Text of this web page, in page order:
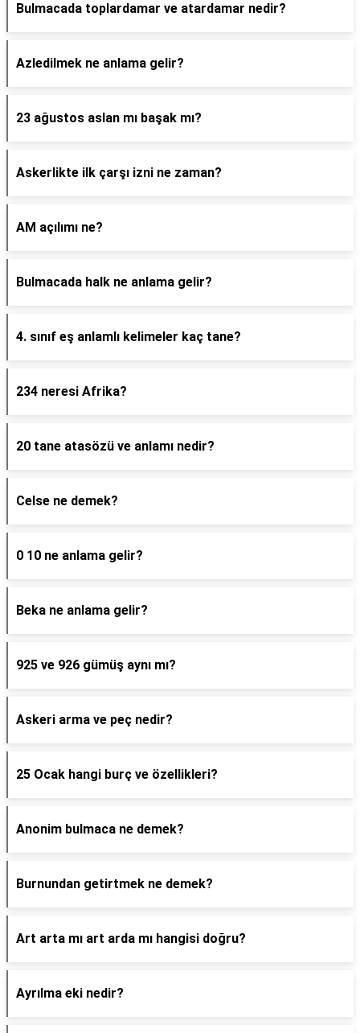
Bulmacada toplardamar ve atardamar nedir?
Azledilmek ne anlama gelir?
23 ağustos aslan mı başak mı?
Askerlikte ilk çarşı izni ne zaman?
AM açılımı ne?
Bulmacada halk ne anlama gelir?
4. sınıf eş anlamlı kelimeler kaç tane?
234 neresi Afrika?
20 tane atasözü ve anlamı nedir?
Celse ne demek?
0 10 ne anlama gelir?
Beka ne anlama gelir?
925 ve 926 gümüş aynı mı?
Askeri arma ve peç nedir?
25 Ocak hangi burç ve özellikleri?
Anonim bulmaca ne demek?
Burnundan getirtmek ne demek?
Art arta mı art arda mı hangisi doğru?
Ayrılma eki nedir?